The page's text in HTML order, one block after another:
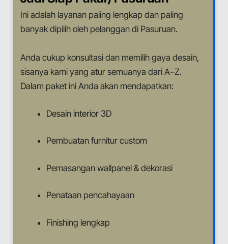
Ini adalah layanan paling lengkap dan paling
banyak dipilih oleh pelanggan di Pasuruan.
Anda cukup konsultasi dan memilih gaya desain,
sisanya kami yang atur semuanya dari A–Z.
Dalam paket ini Anda akan mendapatkan:
Desain interior 3D
Pembuatan furnitur custom
Pemasangan wallpanel & dekorasi
Penataan pencahayaan
Finishing lengkap